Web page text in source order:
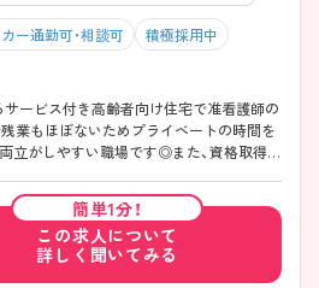
ー通勤可・相談可 積極採用中
ービス付き高齢者向け住宅で准看護師の
業もほぼないためプライベートの時間を
立がしやすい職場です◎また、資格取得支
トをお伝えしますので、お気軽にご連絡
簡単1分！
この求人について
詳しく聞いてみる